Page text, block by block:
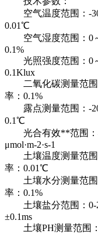
空气温度范围：-
0.01℃
空气湿度范围：
0.1%
光照强度范围：0
0.1Klux
二氧化碳测量范
率：0.1%
露点测量范围
0.1℃
光合有效**范围：
μmol·m-2·s-1
土壤温度测量范
率：0.01℃
土壤水分测量范
率：0.1%
土壤盐分范围：
±0.1ms
土壤PH测量范围